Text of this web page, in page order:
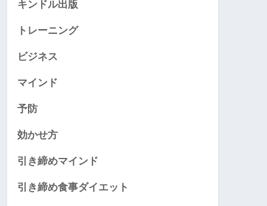
キンドル出版
トレーニング
ビジネス
マインド
予防
効かせ方
引き締めマインド
引き締め食事ダイエット